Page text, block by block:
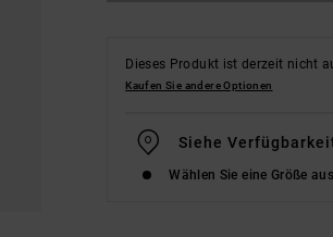
Dieses Produkt ist derzeit nicht
Kaufen Sie andere Optionen
Siehe
Wählen Sie eine Größe aus